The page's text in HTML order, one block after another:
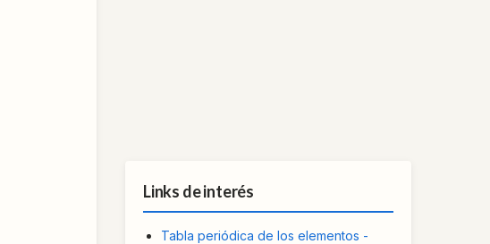
Links de interés
Tabla periódica de los elementos -